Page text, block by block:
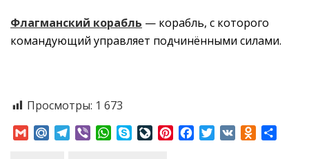
Флагманский корабль — корабль, с которого
командующий управляет подчинёнными силами.
Просмотры: 1 673
GmailMail.RuTelegram
Viber WhatsApp
SkypeLiveJournal
PinterestFacebookTwitter
VK